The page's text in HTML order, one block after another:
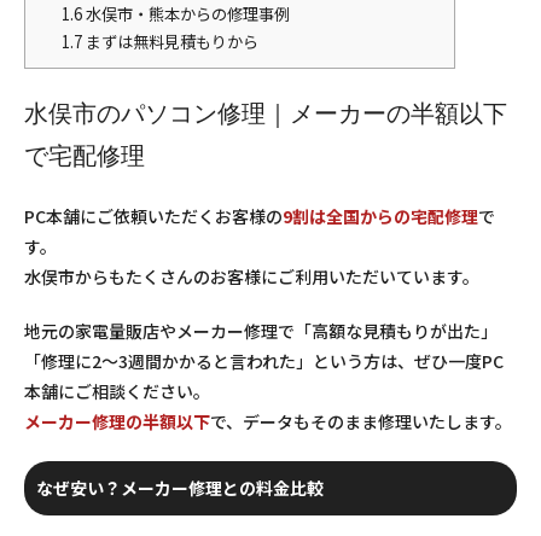
1.6水俣市・熊本からの修理事例
1.7まずは無料見積もりから
水俣市のパソコン修理｜メーカーの半額以下
で宅配修理
PC本舗にご依頼いただくお客様の9割は全国からの宅配修理で
す。
水俣市からもたくさんのお客様にご利用いただいています。
地元の家電量販店やメーカー修理で「高額な見積もりが出た」
「修理に2〜3週間かかると言われた」という方は、ぜひ一度PC
本舗にご相談ください。
メーカー修理の半額以下で、データもそのまま修理いたします。
なぜ安い？メーカー修理との料金比較